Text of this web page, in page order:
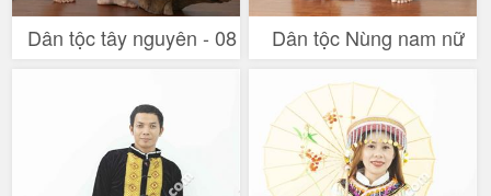
Dân tộc tây nguyên - 08 Dân tộc Nùng nam nữ